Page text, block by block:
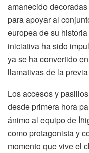
amanecido
para apoyar al
europea de su
iniciativa ha sido
ya se ha convertido
llamativas de la
Los accesos y
desde primera hora
ánimo al equipo de
como protagonista y
momento que vive el